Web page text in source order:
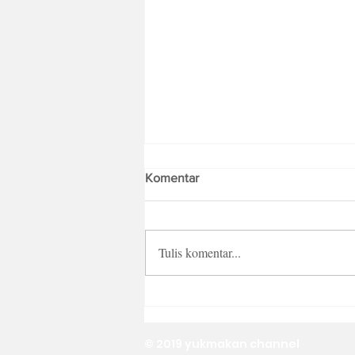
Komentar
Tulis komentar...